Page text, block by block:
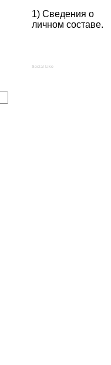
1) Сведения о
личном составе.
Social Like